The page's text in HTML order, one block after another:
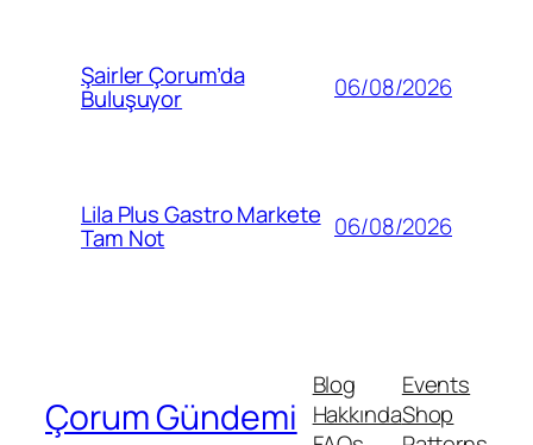
Şairler Çorum’da
Buluşuyor 06/08/2026
Lila Plus Gastro Markete
Tam Not 06/08/2026
Çorum Gündemi
Blog
Hakkında
Events
Shop